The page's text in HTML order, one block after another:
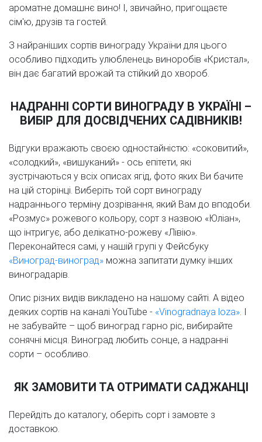
ароматне домашнє вино! І, звичайно, пригощаєте
сім'ю, друзів та гостей.
З найраніших сортів винограду України для цього
особливо підходить улюбленець виноробів «Кристал»,
він дає багатий врожай та стійкий до хвороб.
НАДРАННІ СОРТИ ВИНОГРАДУ В УКРАЇНІ –
ВИБІР ДЛЯ ДОСВІДЧЕНИХ САДІВНИКІВ!
Відгуки вражають своєю одностайністю: «соковитий»,
«солодкий», «вишуканий» - ось епітети, які
зустрічаються у всіх описах ягід, фото яких Ви бачите
на цій сторінці. Виберіть той сорт винограду
надраннього терміну дозрівання, який Вам до вподоби.
«Розмус» рожевого кольору, сорт з назвою «Юліан»,
що інтригує, або делікатно-рожеву «Лівію».
Переконайтеся самі, у нашій групі у Фейсбуку
«Виноград-виноград» можна запитати думку інших
виноградарів.
Опис різних видів викладено на нашому сайті. А відео
деяких сортів на каналі YouTube - «Vinogradnaya loza» . І
не забувайте – щоб виноград гарно ріс, вибирайте
сонячні місця. Виноград любить сонце, а надранні
сорти – особливо.
ЯК ЗАМОВИТИ ТА ОТРИМАТИ САДЖАНЦІ
Перейдіть до каталогу, оберіть сорт і замовте з
доставкою.